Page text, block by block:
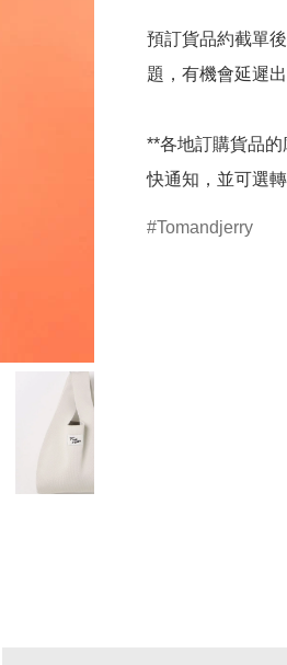
預訂貨品約截單
題，有機會延遲
**各地訂購貨品
快通知，並可選
Tomandjerry